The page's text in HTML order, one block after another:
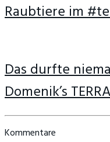
Raubtiere im
Das durfte
Domenik’s
Kommentare